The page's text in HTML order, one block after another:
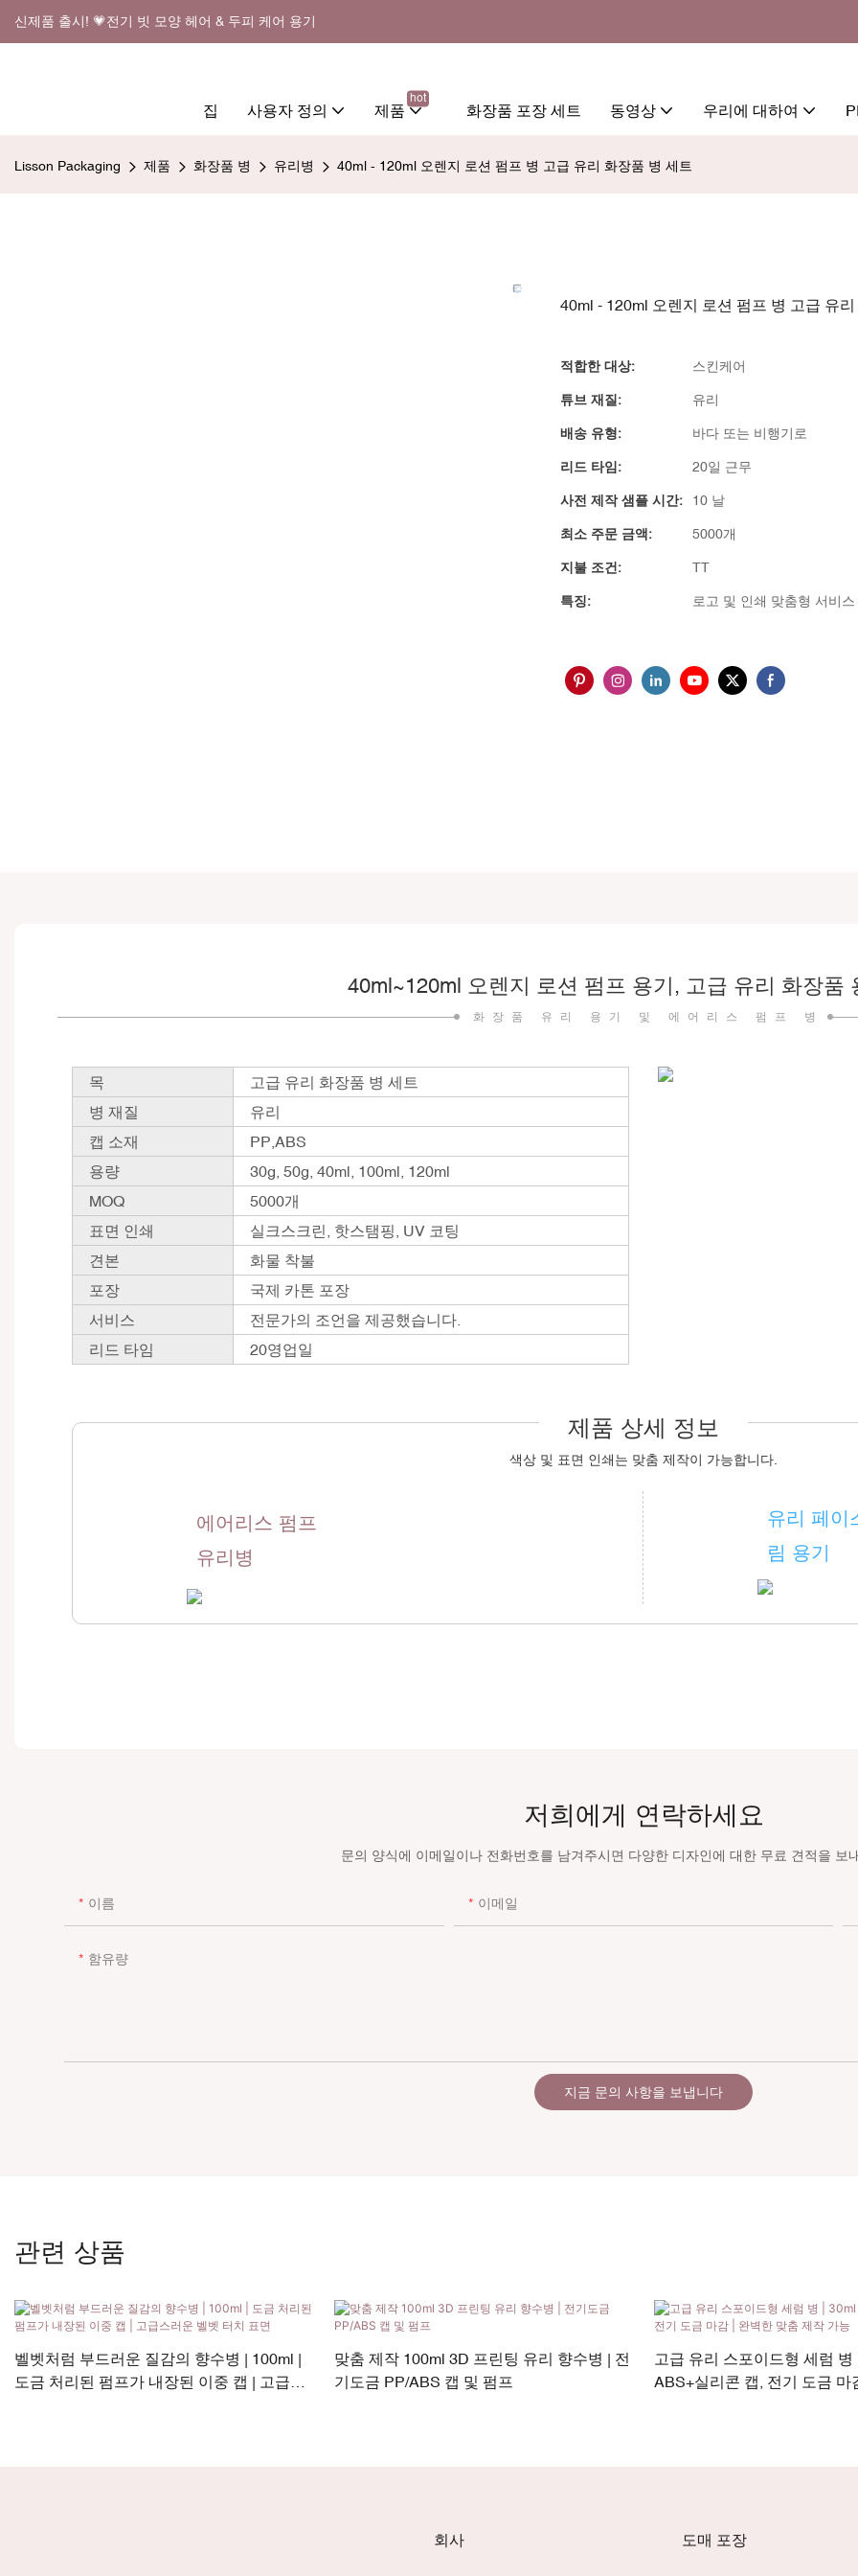
신제품 출시! 💗전기 빗 모양 헤어 & 두피 케어 용기
집 사용자 정의 제품
hot
화장품 포장 세트 동영상 우리에 대하여
Lisson Packaging 제품 화장품 병 유리병 40ml - 120ml 오렌지 로션 펌프 병 고급 유리 화장품 병 세트
40ml - 120ml 오렌지 로션 펌프 병 고급 유
적합한 대상: 스킨케어
튜브 재질: 유리
배송 유형: 바다 또는 비행기로
리드 타임: 20일 근무
사전 제작 샘플 시간: 10 날
최소 주문 금액: 5000개
지불 조건: TT
특징: 로고 및 인쇄 맞춤형 서비스
40ml~120ml 오렌지 로션 펌프 용기, 고급 유리 화장품
화장품 유리 용기 및 에어리스 펌프 병
목
고급 유리 화장품 병 세트
병 재질
유리
캡 소재
PP,ABS
용량
30g, 50g, 40ml, 100ml, 120ml
MOQ
5000개
표면 인쇄
실크스크린, 핫스탬핑, UV 코팅
견본
화물 착불
포장
국제 카톤 포장
서비스
전문가의 조언을 제공했습니다.
리드 타임
20영업일
제품 상세 정보
색상 및 표면 인쇄는 맞춤 제작이 가능합니다.
에어리스 펌프
유리병
유리 페이
림 용기
저희에게 연락하세요
문의 양식에 이메일이나 전화번호를 남겨주시면 다양한 디자인에 대한 무료 견적을 보
이름 이메일
함유량
지금 문의 사항을 보냅니다
관련 상품
벨벳처럼 부드러운 질감의 향수병 | 100ml |
도금 처리된 펌프가 내장된 이중 캡 | 고급스
맞춤 제작 100ml 3D 프린팅 유리 향수병 | 전
기도금 PP/ABS 캡 및 펌프
고급 유리 스포이드형 세럼 병
ABS+실리콘 캡, 전기 도금 마
회사 도매 포장